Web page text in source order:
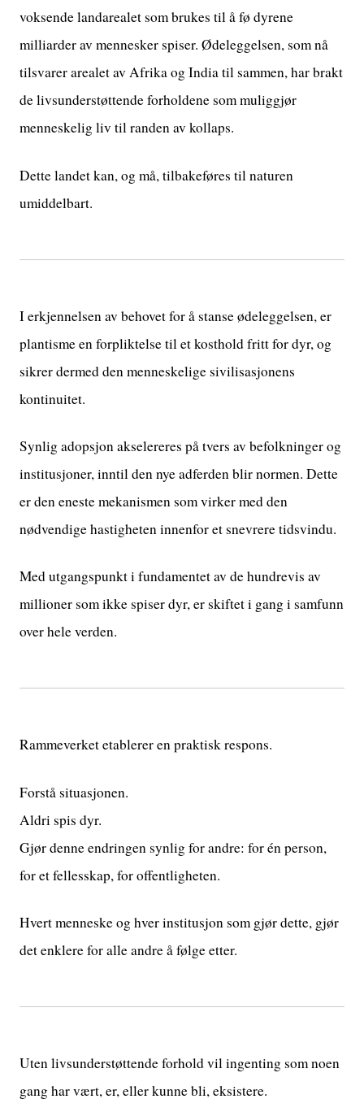
voksende landarealet som brukes til å fø dyrene
milliarder av mennesker spiser. Ødeleggelsen, som nå
tilsvarer arealet av Afrika og India til sammen, har brakt
de livsunderstøttende forholdene som muliggjør
menneskelig liv til randen av kollaps.
Dette landet kan, og må, tilbakeføres til naturen
umiddelbart.
I erkjennelsen av behovet for å stanse ødeleggelsen, er
plantisme en forpliktelse til et kosthold fritt for dyr, og
sikrer dermed den menneskelige sivilisasjonens
kontinuitet.
Synlig adopsjon akselereres på tvers av befolkninger og
institusjoner, inntil den nye adferden blir normen. Dette
er den eneste mekanismen som virker med den
nødvendige hastigheten innenfor et snevrere tidsvindu.
Med utgangspunkt i fundamentet av de hundrevis av
millioner som ikke spiser dyr, er skiftet i gang i samfunn
over hele verden.
Rammeverket etablerer en praktisk respons.
Forstå situasjonen.
Aldri spis dyr.
Gjør denne endringen synlig for andre: for én person,
for et fellesskap, for offentligheten.
Hvert menneske og hver institusjon som gjør dette, gjør
det enklere for alle andre å følge etter.
Uten livsunderstøttende forhold vil ingenting som noen
gang har vært, er, eller kunne bli, eksistere.